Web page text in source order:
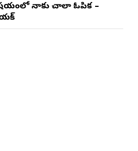
నాకు చాలా ఓపిక –